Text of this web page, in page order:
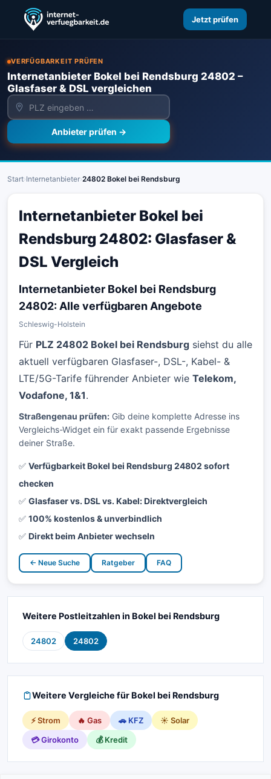
Jetzt prüfen
VERFÜGBARKEIT PRÜFEN
Internetanbieter Bokel bei Rendsburg 24802 –
Glasfaser & DSL vergleichen
Anbieter prüfen →
Start›Internetanbieter›24802 Bokel bei Rendsburg
Internetanbieter Bokel bei
Rendsburg 24802: Glasfaser &
DSL Vergleich
Internetanbieter Bokel bei Rendsburg
24802: Alle verfügbaren Angebote
Schleswig-Holstein
Für PLZ 24802 Bokel bei Rendsburg siehst du alle
aktuell verfügbaren Glasfaser-, DSL-, Kabel- &
LTE/5G-Tarife führender Anbieter wie Telekom,
Vodafone, 1&1.
Straßengenau prüfen: Gib deine komplette Adresse ins
Vergleichs-Widget ein für exakt passende Ergebnisse
deiner Straße.
✅ Verfügbarkeit Bokel bei Rendsburg 24802 sofort
checken
✅ Glasfaser vs. DSL vs. Kabel: Direktvergleich
✅ 100% kostenlos & unverbindlich
✅ Direkt beim Anbieter wechseln
← Neue Suche Ratgeber FAQ
Weitere Postleitzahlen in Bokel bei Rendsburg
24802 24802
Weitere Vergleiche für Bokel bei Rendsburg
⚡ Strom 🔥 Gas 🚗 KFZ
☀️ Solar
💳 Girokonto
💰 Kredit